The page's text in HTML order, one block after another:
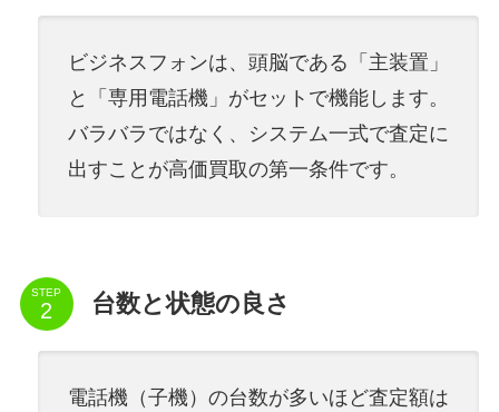
ビジネスフォンは、頭脳である「主装置」
と「専用電話機」がセットで機能します。
バラバラではなく、システム一式で査定に
出すことが高価買取の第一条件です。
STEP 台数と状態の良さ
電話機（子機）の台数が多いほど査定額は